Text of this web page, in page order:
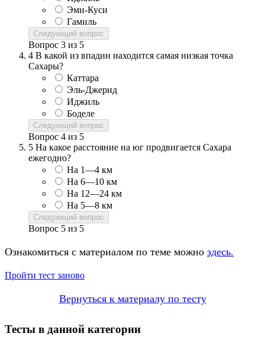
Эми-Куси
Гамиль
Следующий вопрос
Вопрос 3 из 5
4 В какой из впадин находится самая низкая точка
Сахары?
Каттара
Эль-Джерид
Иджиль
Боделе
Следующий вопрос
Вопрос 4 из 5
5 На какое расстояние на юг продвигается Сахара
ежегодно?
На 1—4 км
На 6—10 км
На 12—24 км
На 5—8 км
Следующий вопрос
Вопрос 5 из 5
Ознакомиться с материалом по теме можно здесь.
Пройти тест заново
Вернуться к материалу по тесту
Тесты в данной категории